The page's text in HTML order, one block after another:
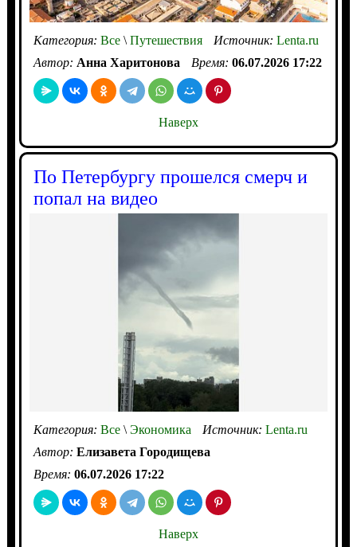
Категория: Все\Путешествия Источник: Lenta.ru
Автор: Анна Харитонова Время: 06.07.2026 17:22
Наверх
По Петербургу прошелся смерч и
попал на видео
Категория: Все\Экономика Источник: Lenta.ru
Автор: Елизавета Городищева
Время: 06.07.2026 17:22
Наверх